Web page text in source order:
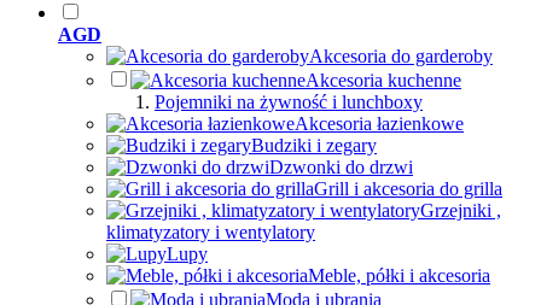
AGD
Akcesoria do garderoby
Akcesoria kuchenne
Pojemniki na żywność i lunchboxy
Akcesoria łazienkowe
Budziki i zegary
Dzwonki do drzwi
Grill i akcesoria do grilla
Grzejniki ,
klimatyzatory i wentylatory
Lupy
Meble, półki i akcesoria
Moda i ubrania